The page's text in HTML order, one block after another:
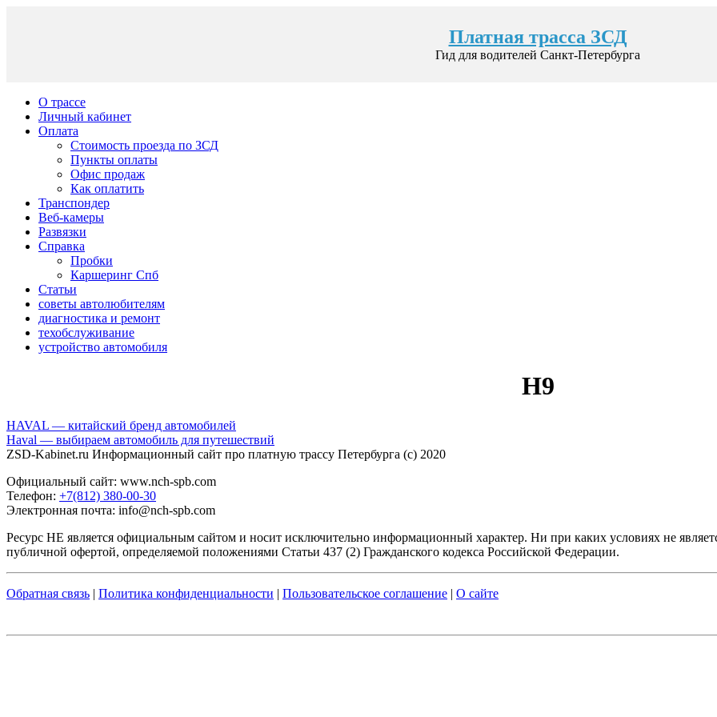
Платная трасса ЗСД
Гид для водителей Санкт-Петербурга
О трассе
Личный кабинет
Оплата
Стоимость проезда по ЗСД
Пункты оплаты
Офис продаж
Как оплатить
Транспондер
Веб-камеры
Развязки
Справка
Пробки
Каршеринг Спб
Статьи
советы автолюбителям
диагностика и ремонт
техобслуживание
устройство автомобиля
H9
HAVAL — китайский бренд автомобилей
Haval — выбираем автомобиль для путешествий
ZSD-Kabinet.ru Информационный сайт про платную трассу Петербурга (c) 2020
Официальный сайт: www.nch-spb.com
Телефон: +7(812) 380-00-30
Электронная почта: info@nch-spb.com
Ресурс НЕ является официальным сайтом и носит исключительно информационный характер. Ни при каких условиях не
публичной офертой, определяемой положениями Статьи 437 (2) Гражданского кодекса Российской Федерации.
Обратная связь | Политика конфиденциальности | Пользовательское соглашение | О сайте